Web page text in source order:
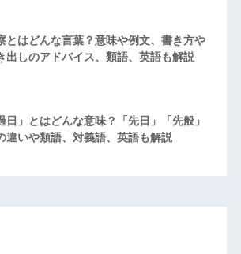
とはどんな言葉？意味や例文、書き方や
出しのアドバイス、類語、英語も解説
日」とはどんな意味？「先日」「先般」
違いや類語、対義語、英語も解説